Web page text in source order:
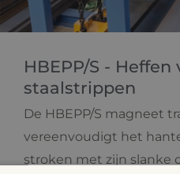
HBEPP/S - Heffen
staalstrippen
De HBEPP/S magneet
vereenvoudigt het
stroken met zijn slanke